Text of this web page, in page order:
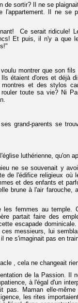
de sortir? Il ne se
l'appartement. Il ne se
Ce serait ridicule!
Et puis, il n'y a que
montrer que son
étaient d'ores et déjà
et des stylos
toute sa vie? Ni
grand-parents se
luthérienne, qu'on
ne se souvenait y
de l'édifice religieux où
et des enfants et
brune à l'air farouche,
femmes au temple.
partait faire des
escapade
messieurs, lui
ne s'imaginait pas en
, cela ne changeait
de la Passion. Il
à l'égal d'un
pas. Maman elle-
les rites